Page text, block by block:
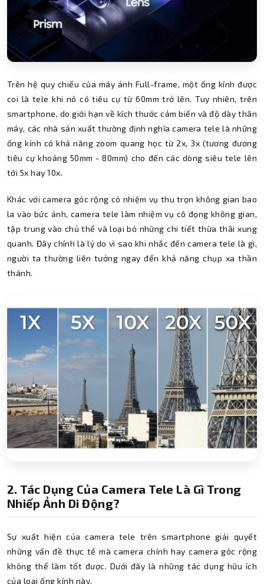
Trên hệ quy chiếu của máy ảnh Full-frame, một ống kính được
coi là tele khi nó có tiêu cự từ 60mm trở lên. Tuy nhiên, trên
smartphone, do giới hạn về kích thước cảm biến và độ dày thân
máy, các nhà sản xuất thường định nghĩa camera tele là những
ống kính có khả năng zoom quang học từ 2x, 3x (tương đương
tiêu cự khoảng 50mm - 80mm) cho đến các dòng siêu tele lên
tới 5x hay 10x.
Khác với camera góc rộng có nhiệm vụ thu trọn không gian bao
la vào bức ảnh, camera tele làm nhiệm vụ cô đọng không gian,
tập trung vào chủ thể và loại bỏ những chi tiết thừa thãi xung
quanh. Đây chính là lý do vì sao khi nhắc đến camera tele là gì,
người ta thường liên tưởng ngay đến khả năng chụp xa thần
thánh.
2. Tác Dụng Của Camera Tele Là Gì Trong
Nhiếp Ảnh Di Động?
Sự xuất hiện của camera tele trên smartphone giải quyết
những vấn đề thực tế mà camera chính hay camera góc rộng
không thể làm tốt được. Dưới đây là những tác dụng hữu ích
của loại ống kính này.